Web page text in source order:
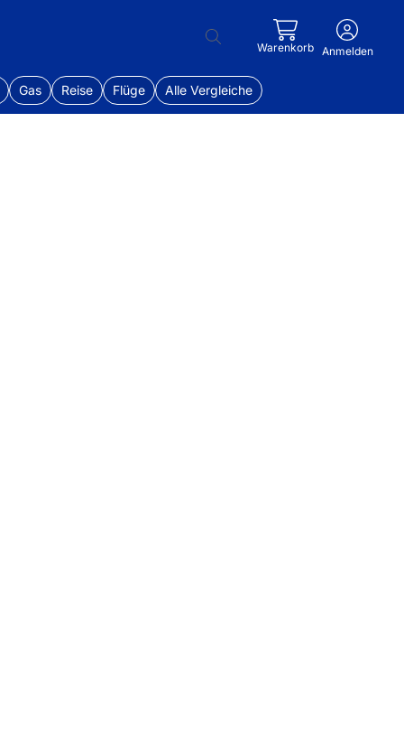
Warenkorb Anmelden
Gas Reise Flüge Alle Vergleiche